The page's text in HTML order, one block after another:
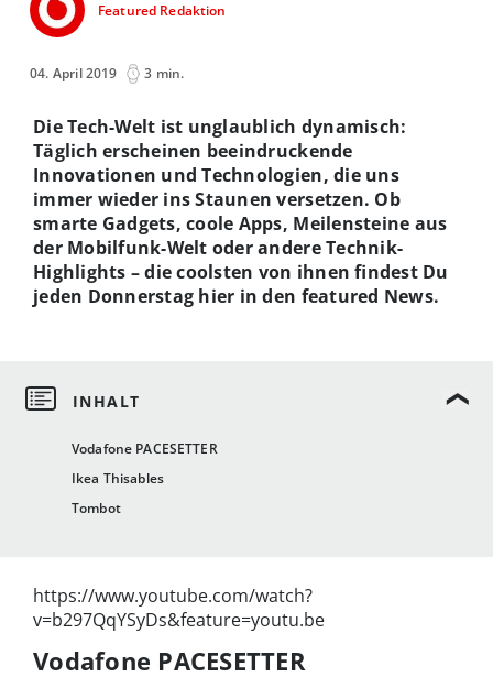
Featured Redaktion
04. April 2019 3 min.
Vodafone PACESETTER
Ikea Thisables
Tombot
Die Tech-Welt ist unglaublich dynamisch:
Täglich erscheinen beeindruckende
Innovationen und Technologien, die uns
immer wieder ins Staunen versetzen. Ob
smarte Gadgets, coole Apps, Meilensteine aus
der Mobilfunk-Welt oder andere Technik-
Highlights – die coolsten von ihnen findest Du
jeden Donnerstag hier in den featured News.
https://www.youtube.com/watch?
v=b297QqYSyDs&feature=youtu.be
Vodafone PACESETTER